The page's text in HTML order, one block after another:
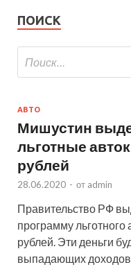
ПОИСК
АВТО
Мишустин
льготные
рублей
28.06.2020 - от admin
Правительство РФ
программу
рублей. Эти деньги
выпадающих